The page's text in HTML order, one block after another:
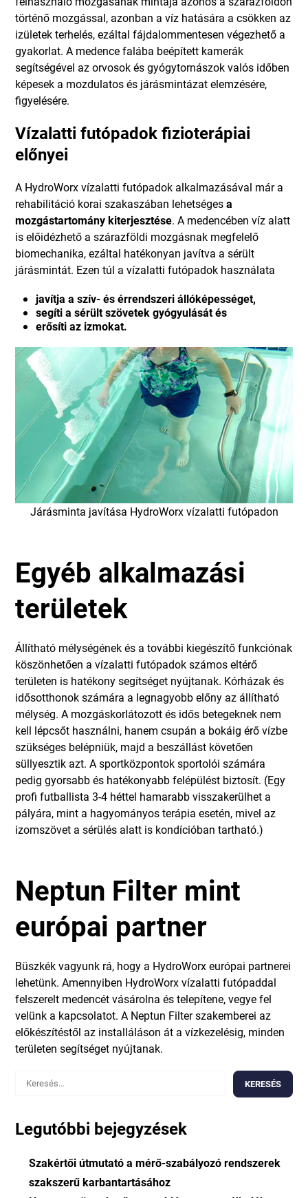
történő mozgással, azonban a víz hatására a csökken az
izületek terhelés, ezáltal fájdalommentesen végezhető a
gyakorlat. A medence falába beépített kamerák
segítségével az orvosok és gyógytornászok valós időben
képesek a mozdulatos és járásmintázat elemzésére,
figyelésére.
Vízalatti futópadok fizioterápiai
előnyei
A HydroWorx vízalatti futópadok alkalmazásával már a
rehabilitáció korai szakaszában lehetségesa
mozgástartomány kiterjesztése. A medencében víz alatt
is előidézhető a szárazföldi mozgásnak megfelelő
biomechanika, ezáltal hatékonyan javítva a sérült
járásmintát. Ezen túl a vízalatti futópadok használata
javítja a szív- és érrendszeri állóképességet,
segíti a sérült szövetek gyógyulását és
erősíti az izmokat.
Járásminta javítása HydroWorx vízalatti futópadon
Egyéb alkalmazási
területek
Állítható mélységének és a további kiegészítő funkciónak
köszönhetően a vízalatti futópadok számos eltérő
területen is hatékony segítséget nyújtanak. Kórházak és
idősotthonok számára a legnagyobb előny az állítható
mélység. A mozgáskorlátozott és idős betegeknek nem
kell lépcsőt használni, hanem csupán a bokáig érő vízbe
szükséges belépniük, majd a beszállást követően
süllyesztik azt. A sportközpontok sportolói számára
pedig gyorsabb és hatékonyabb felépülést biztosít. (Egy
profi futballista 3-4 héttel hamarabb visszakerülhet a
pályára, mint a hagyományos terápia esetén, mivel az
izomszövet a sérülés alatt is kondícióban tartható.)
Neptun Filter mint
európai partner
Büszkék vagyunk rá, hogy a HydroWorx európai partnerei
lehetünk. Amennyiben HydroWorx vízalatti futópaddal
felszerelt medencét vásárolna és telepítene, vegye fel
velünk a kapcsolatot. A Neptun Filter szakemberei az
előkészítéstől az installáláson át a vízkezelésig, minden
területen segítséget nyújtanak.
Keresés:
Legutóbbi bejegyzések
Szakértői útmutató a mérő-szabályozó rendszerek
szakszerű karbantartásához